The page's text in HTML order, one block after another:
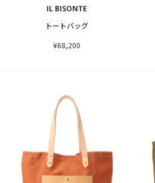
IL BISONTE
トートバッグ
¥68,200